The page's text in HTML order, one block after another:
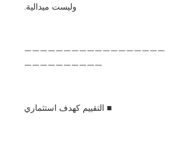
وليست ميدالية.
——————————————————
——————————
■ التقييم كهدف استثماري